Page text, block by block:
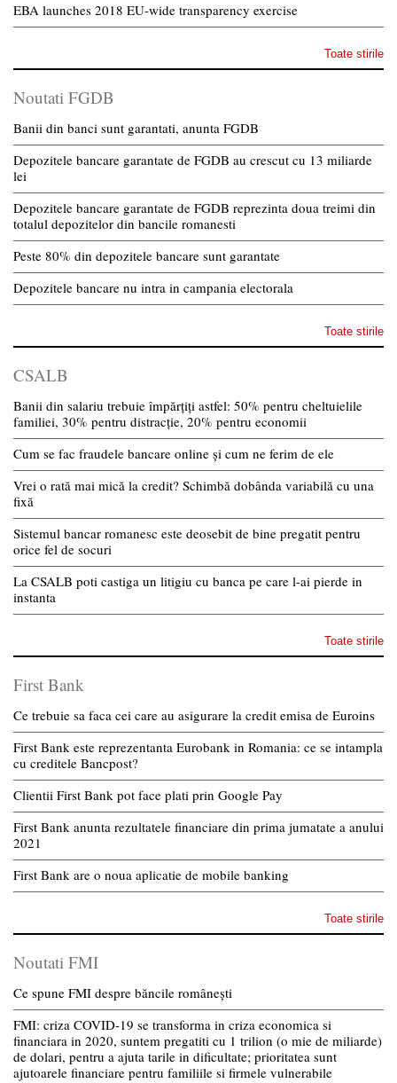
EBA launches 2018 EU-wide transparency exercise
Toate stirile
Noutati FGDB
Banii din banci sunt garantati, anunta FGDB
Depozitele bancare garantate de FGDB au crescut cu 13 miliarde
lei
Depozitele bancare garantate de FGDB reprezinta doua treimi din
totalul depozitelor din bancile romanesti
Peste 80% din depozitele bancare sunt garantate
Depozitele bancare nu intra in campania electorala
Toate stirile
CSALB
Banii din salariu trebuie împărțiți astfel: 50% pentru cheltuielile
familiei, 30% pentru distracție, 20% pentru economii
Cum se fac fraudele bancare online și cum ne ferim de ele
Vrei o rată mai mică la credit? Schimbă dobânda variabilă cu una
fixă
Sistemul bancar romanesc este deosebit de bine pregatit pentru
orice fel de socuri
La CSALB poti castiga un litigiu cu banca pe care l-ai pierde in
instanta
Toate stirile
First Bank
Ce trebuie sa faca cei care au asigurare la credit emisa de Euroins
First Bank este reprezentanta Eurobank in Romania: ce se intampla
cu creditele Bancpost?
Clientii First Bank pot face plati prin Google Pay
First Bank anunta rezultatele financiare din prima jumatate a anului
2021
First Bank are o noua aplicatie de mobile banking
Toate stirile
Noutati FMI
Ce spune FMI despre băncile românești
FMI: criza COVID-19 se transforma in criza economica si
financiara in 2020, suntem pregatiti cu 1 trilion (o mie de miliarde)
de dolari, pentru a ajuta tarile in dificultate; prioritatea sunt
ajutoarele financiare pentru familiile si firmele vulnerabile